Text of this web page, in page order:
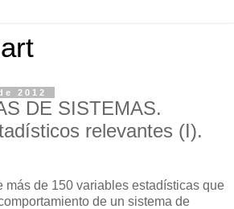
2012
DE SISTEMAS.
relevantes (I).
más de 150 variables estadísticas que
de un sistema de